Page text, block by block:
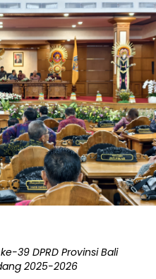
39 DPRD Provinsi Bali
2025-2026